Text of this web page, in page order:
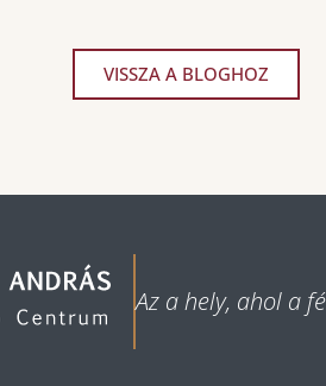
VISSZA A BLOGHOZ
Az a hely, ahol a